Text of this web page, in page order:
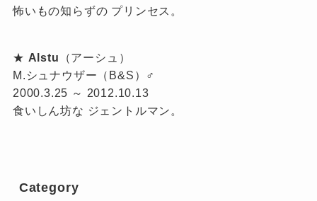
怖いもの知らずの プリンセス。
★ Alstu （アーシュ）
M.シュナウザー（B&S）♂
2000.3.25 ～ 2012.10.13
食いしん坊な ジェントルマン。
Category